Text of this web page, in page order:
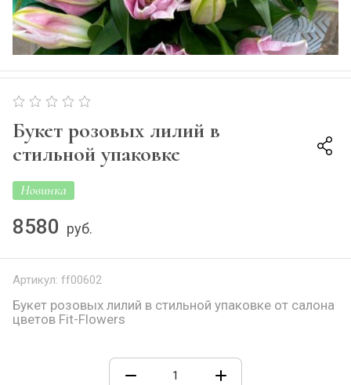
Букет розовых лилий в
стильной упаковке
Новинка
8580 руб.
Артикул: ff00602
Букет розовых лилий в стильной упаковке от салона
цветов Fit-Flowers